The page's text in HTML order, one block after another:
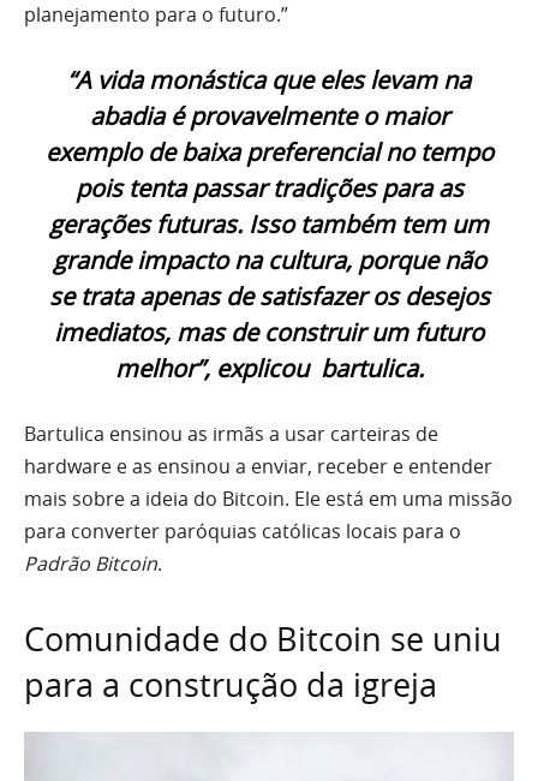
planejamento para o futuro.”
“A vida monástica que eles levam na
abadia é provavelmente o maior
exemplo de baixa preferencial no tempo
pois tenta passar tradições para as
gerações futuras. Isso também tem um
grande impacto na cultura, porque não
se trata apenas de satisfazer os desejos
imediatos, mas de construir um futuro
melhor”, explicou bartulica.
Bartulica ensinou as irmãs a usar carteiras de
hardware e as ensinou a enviar, receber e entender
mais sobre a ideia do Bitcoin. Ele está em uma missão
para converter paróquias católicas locais para o
Padrão Bitcoin.
Comunidade do Bitcoin se uniu
para a construção da igreja